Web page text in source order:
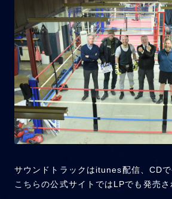
サウンドトラックはitunes配信、CDで
こちらの公式サイトではLPでも発売さ